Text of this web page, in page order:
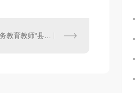
2020年山西义务教育教师“县管校聘”改革覆盖全省